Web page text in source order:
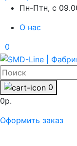
Пн-Птн, с
О нас
0
0
0р.
Оформить заказ